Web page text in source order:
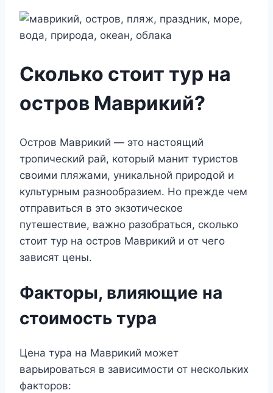
Сколько стоит тур на
остров Маврикий?
Остров Маврикий — это настоящий
тропический рай, который манит туристов
своими пляжами, уникальной природой и
культурным разнообразием. Но прежде чем
отправиться в это экзотическое
путешествие, важно разобраться, сколько
стоит тур на остров Маврикий и от чего
зависят цены.
Факторы, влияющие на
стоимость тура
Цена тура на Маврикий может
варьироваться в зависимости от нескольких
факторов: